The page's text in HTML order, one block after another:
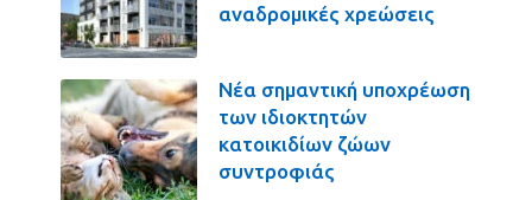
αναδρομικές χρεώσεις
Νέα σημαντική υποχρέωση
των ιδιοκτητών
κατοικιδίων ζώων
συντροφιάς